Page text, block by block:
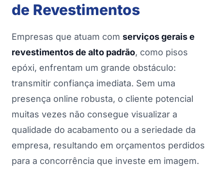
de Revestimentos
Empresas que atuam com serviços gerais e
revestimentos de alto padrão, como pisos
epóxi, enfrentam um grande obstáculo:
transmitir confiança imediata. Sem uma
presença online robusta, o cliente potencial
muitas vezes não consegue visualizar a
qualidade do acabamento ou a seriedade da
empresa, resultando em orçamentos perdidos
para a concorrência que investe em imagem.